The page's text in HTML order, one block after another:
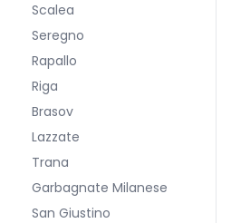
Scalea
Seregno
Rapallo
Riga
Brasov
Lazzate
Trana
Garbagnate Milanese
San Giustino